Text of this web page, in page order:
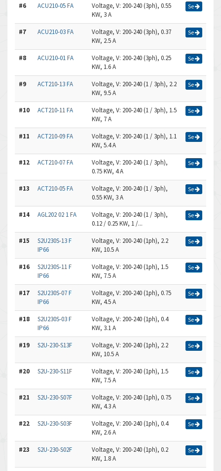
#6 ACU210-05 FA
Voltage, V: 200-240 (3ph), 0.55
KW, 3 A
Se
#7 ACU210-03 FA
Voltage, V: 200-240 (3ph), 0.37
KW, 2.5 A
Se
#8 ACU210-01 FA
Voltage, V: 200-240 (3ph), 0.25
KW, 1.6 A
Se
#9 ACT210-13 FA
Voltage, V: 200-240 (1 / 3ph), 2.2
KW, 9.5 A
Se
#10 ACT210-11 FA
Voltage, V: 200-240 (1 / 3ph), 1.5
KW, 7 A
Se
#11 ACT210-09 FA
Voltage, V: 200-240 (1 / 3ph), 1.1
KW, 5.4 A
Se
#12 ACT210-07 FA
Voltage, V: 200-240 (1 / 3ph),
0.75 KW, 4 A
Se
#13 ACT210-05 FA
Voltage, V: 200-240 (1 / 3ph),
0.55 KW, 3 A
Se
#14 AGL202 02 1 FA
Voltage, V: 200-240 (1 / 3ph),
0.12 / 0.25 KW, 1 /...
Se
#15
S2U230S-13 F
IP66
Voltage, V: 200-240 (1ph), 2.2
KW, 10.5 A
Se
#16
S2U230S-11 F
IP66
Voltage, V: 200-240 (1ph), 1.5
KW, 7.5 A
Se
#17
S2U230S-07 F
IP66
Voltage, V: 200-240 (1ph), 0.75
KW, 4.5 A
Se
#18
S2U230S-03 F
IP66
Voltage, V: 200-240 (1ph), 0.4
KW, 3.1 A
Se
#19 S2U-230-S13F
Voltage, V: 200-240 (1ph), 2.2
KW, 10.5 A
Se
#20 S2U-230-S11F
Voltage, V: 200-240 (1ph), 1.5
KW, 7.5 A
Se
#21 S2U-230-S07F
Voltage, V: 200-240 (1ph), 0.75
KW, 4.3 A
Se
#22 S2U-230-S03F
Voltage, V: 200-240 (1ph), 0.4
KW, 2.6 A
Se
#23 S2U-230-S02F
Voltage, V: 200-240 (1ph), 0.2
KW, 1.8 A
Se